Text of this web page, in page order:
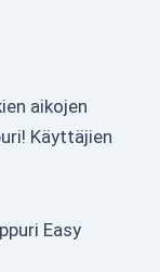
aikojen
Käyttäjien
Easy